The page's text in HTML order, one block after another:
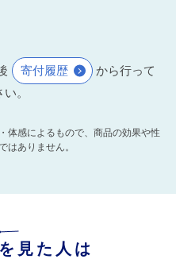
寄付履歴
から行って
。
体感によるもので、商品の効果や性
はありません。
見た人は